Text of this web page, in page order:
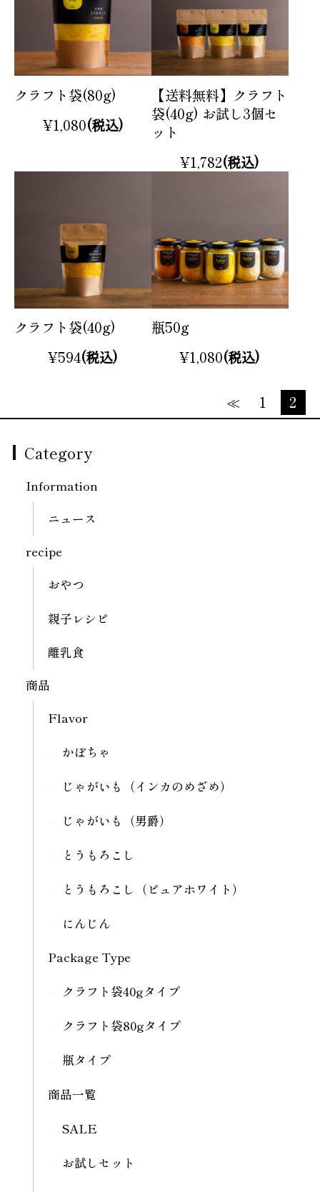
クラフト袋(80g)
¥1,080(税込)
【送料無料】クラフト
袋(40g) お試し3個セ
ット
¥1,782(税込)
クラフト袋(40g)
¥594(税込)
瓶50g
¥1,080(税込)
≪ 1 2
Category
Information
ニュース
recipe
おやつ
親子レシピ
離乳食
商品
Flavor
かぼちゃ
じゃがいも（インカのめざめ）
じゃがいも（男爵）
とうもろこし
とうもろこし（ピュアホワイト）
にんじん
Package Type
クラフト袋40gタイプ
クラフト袋80gタイプ
瓶タイプ
商品一覧
SALE
お試しセット